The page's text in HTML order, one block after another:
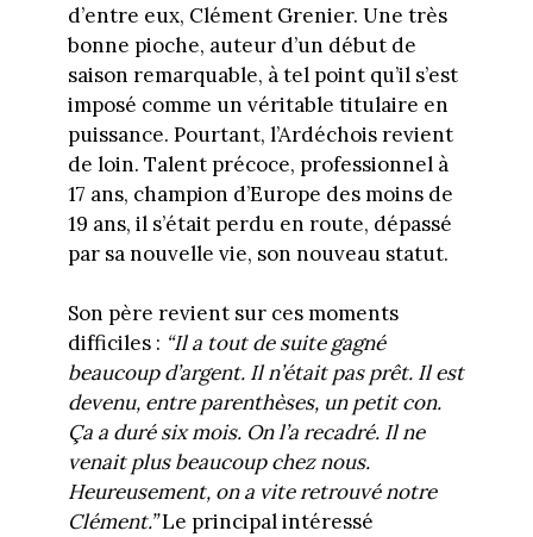
d’entre eux, Clément Grenier. Une très
bonne pioche, auteur d’un début de
saison remarquable, à tel point qu’il s’est
imposé comme un véritable titulaire en
puissance. Pourtant, l’Ardéchois revient
de loin. Talent précoce, professionnel à
17 ans, champion d’Europe des moins de
19 ans, il s’était perdu en route, dépassé
par sa nouvelle vie, son nouveau statut.
Son père revient sur ces moments
difficiles : “Il a tout de suite gagné
beaucoup d’argent. Il n’était pas prêt. Il est
devenu, entre parenthèses, un petit con.
Ça a duré six mois. On l’a recadré. Il ne
venait plus beaucoup chez nous.
Heureusement, on a vite retrouvé notre
Clément.”Le principal intéressé